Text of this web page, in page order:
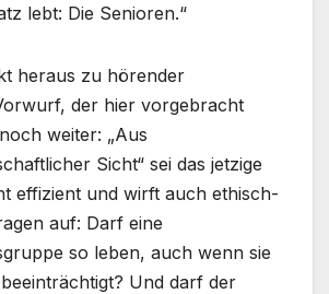
lebt: Die Senioren.“
heraus zu hörender
der hier vorgebracht
weiter: „Aus
Sicht“ sei das jetzige
effizient und wirft auch ethisch-
auf: Darf eine
so leben, auch wenn sie
Und darf der